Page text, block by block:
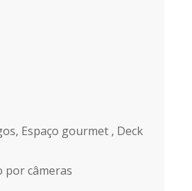
Espaço gourmet , Deck
por câmeras